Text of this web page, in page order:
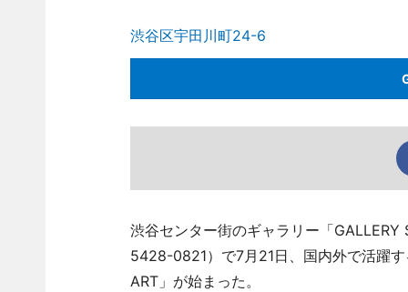
渋谷区宇田川町24-6
渋谷センター街のギャラリー「
5428-0821）で7月21日、国内外で活躍
ART」が始まった。